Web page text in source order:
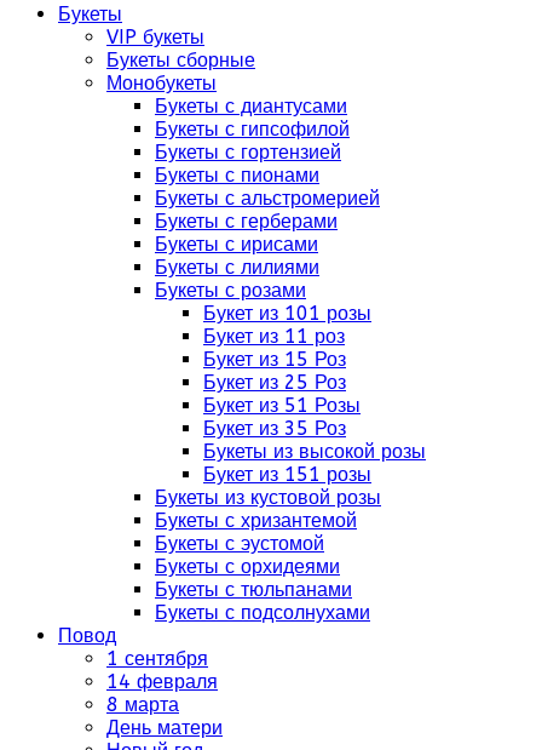
Букеты
VIP букеты
Букеты сборные
Монобукеты
Букеты с диантусами
Букеты с гипсофилой
Букеты с гортензией
Букеты с пионами
Букеты с альстромерией
Букеты с герберами
Букеты с ирисами
Букеты с лилиями
Букеты с розами
Букет из 101 розы
Букет из 11 роз
Букет из 15 Роз
Букет из 25 Роз
Букет из 51 Розы
Букет из 35 Роз
Букеты из высокой розы
Букет из 151 розы
Букеты из кустовой розы
Букеты с хризантемой
Букеты с эустомой
Букеты с орхидеями
Букеты с тюльпанами
Букеты с подсолнухами
Повод
1 сентября
14 февраля
8 марта
День матери